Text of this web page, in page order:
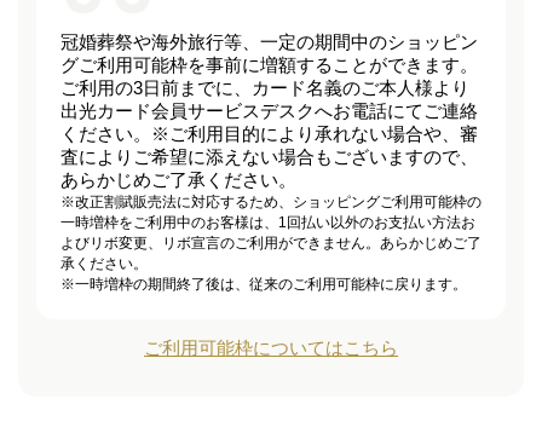
冠婚葬祭や海外旅行等、一定の期間中のショッピン
グご利用可能枠を事前に増額することができます。
ご利用の3日前までに、カード名義のご本人様より
出光カード会員サービスデスクへお電話にてご連絡
ください。※ご利用目的により承れない場合や、審
査によりご希望に添えない場合もございますので、
あらかじめご了承ください。
※改正割賦販売法に対応するため、ショッピングご利用可能枠の
一時増枠をご利用中のお客様は、1回払い以外のお支払い方法お
よびリボ変更、リボ宣言のご利用ができません。あらかじめご了
承ください。
※一時増枠の期間終了後は、従来のご利用可能枠に戻ります。
ご利用可能枠についてはこちら